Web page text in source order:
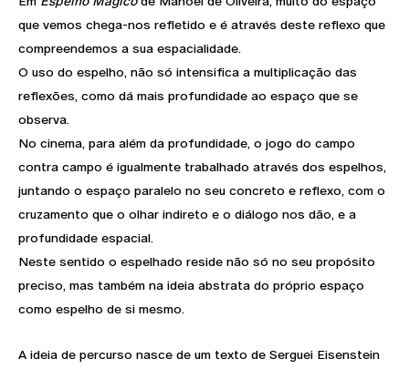
que vemos chega-nos refletido e é através deste reflexo que
compreendemos a sua espacialidade.
O uso do espelho, não só intensifica a multiplicação das
reflexões, como dá mais profundidade ao espaço que se
observa.
No cinema, para além da profundidade, o jogo do campo
contra campo é igualmente trabalhado através dos espelhos,
juntando o espaço paralelo no seu concreto e reflexo, com o
cruzamento que o olhar indireto e o diálogo nos dão, e a
profundidade espacial.
Neste sentido o espelhado reside não só no seu propósito
preciso, mas também na ideia abstrata do próprio espaço
como espelho de si mesmo.
A ideia de percurso nasce de um texto de Serguei Eisenstein